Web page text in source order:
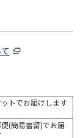
トでお届けします
(簡易書留)でお届